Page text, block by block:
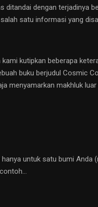
ditandai dengan terjadinya
satu informasi yang
kutipkan beberapa
buku berjudul Cosmic
menyamarkan makhluk
untuk satu bumi